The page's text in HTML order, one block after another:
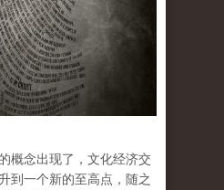
概念出现了，文化经济交
到一个新的至高点，随之